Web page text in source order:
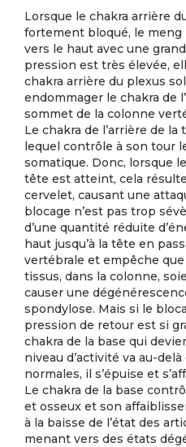
Lorsque le chakra arrière
fortement bloqué, le meng
vers le haut avec une
pression est très élevée,
chakra arrière du plexus
endommager le chakra de
sommet de la colonne
Le chakra de l’arrière de
lequel contrôle à son tour
somatique. Donc, lorsque
tête est atteint, cela
cervelet, causant une
blocage n’est pas trop
d’une quantité réduite
haut jusqu’à la tête en
vertébrale et empêche
tissus, dans la colonne,
causer une
spondylose. Mais si le
pression de retour est si
chakra de la base qui
niveau d’activité va au-
normales, il s’épuise et
Le chakra de la base
et osseux et son
à la baisse de l’état des
menant vers des états